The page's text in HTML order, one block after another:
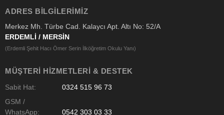
ADRES BILGILERIMIZ
Merkez Mh. Türbe Cad. Kalaycı Apt. Altı No: 52/A
ERDEMLİ / MERSİN
(Erdemli Şehit Hacı Ömer Serin İlköğretim Okulu Yanı)
MÜŞTERI HIZMETLERI & DESTEK
Sabit Hat:
0324 515 96 73
GSM /
WhatsApp:
0542 303 03 33